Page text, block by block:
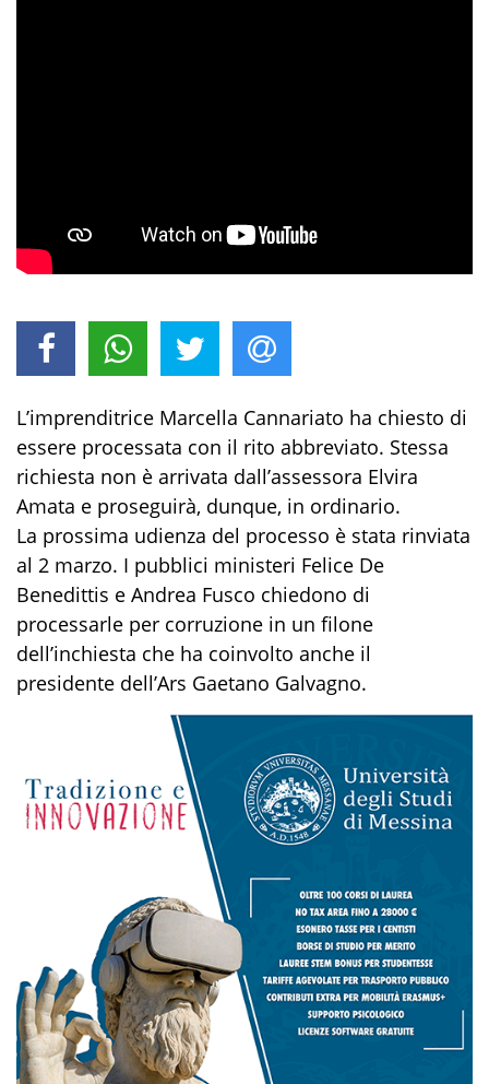
L’imprenditrice Marcella Cannariato ha chiesto di
essere processata con il rito abbreviato. Stessa
richiesta non è arrivata dall’assessora Elvira
Amata e proseguirà, dunque, in ordinario.
La prossima udienza del processo è stata rinviata
al 2 marzo. I pubblici ministeri Felice De
Benedittis e Andrea Fusco chiedono di
processarle per corruzione in un filone
dell’inchiesta che ha coinvolto anche il
presidente dell’Ars Gaetano Galvagno.